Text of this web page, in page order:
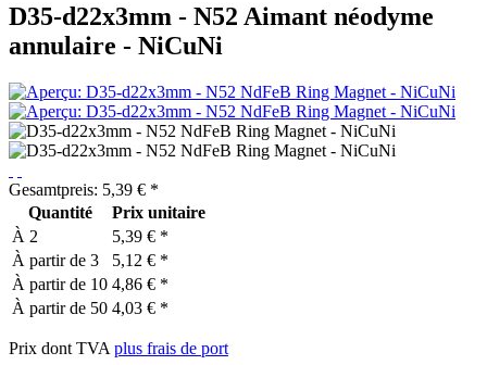
D35-d22x3mm - N52 Aimant néodyme
annulaire - NiCuNi
Gesamtpreis: 5,39 € *
Quantité
Prix unitaire
À 2
5,39 € *
À partir de 3
5,12 € *
À partir de 10 4,86 € *
À partir de 50 4,03 € *
Prix dont TVA plus frais de port